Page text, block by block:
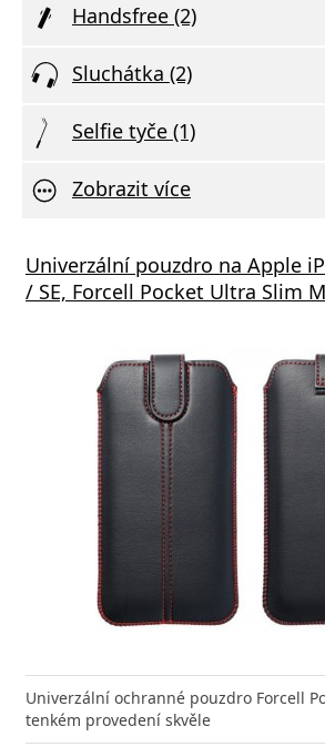
Handsfree (2)
Sluchátka (2)
Selfie tyče (1)
Zobrazit více
Univerzální pouzdro na Apple
/ SE, Forcell Pocket Ultra Slim
Univerzální ochranné pouzdro Forcell
tenkém provedení skvěle